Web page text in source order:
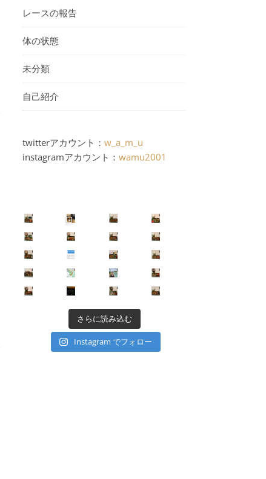
レースの報告
体の状態
未分類
自己紹介
twitterアカウント： w_a_m_u
instagramアカウント： wamu2001
さらに読み込む
Instagram でフォロー